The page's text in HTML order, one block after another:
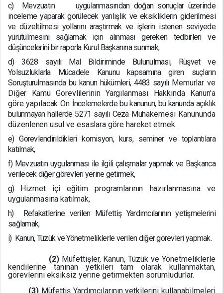
c)
Mevzuatın uygulanmasından doğan sonuçlar üzerinde
inceleme yaparak görülecek yanlışlık ve eksikliklerin giderilmesi
ve düzeltilmesi yollarını araştırmak ve işlerin istenen seviyede
yürütülmesini sağlamak için alınması gereken tedbirleri ve
düşüncelerini bir raporla Kurul Başkanına sunmak,
d)
3628 sayılı Mal Bildiriminde Bulunulması, Rüşvet ve
Yolsuzluklarla Mücadele Kanunu kapsamına giren suçların
Soruşturulmasında bu kanun hükümleri, 4483 sayılı Memurlar ve
Diğer Kamu Görevlilerinin Yargılanması Hakkında Kanun'a
göre yapılacak Ön İncelemelerde bu kanunun, bu kanunda açıklık
bulunmayan hallerde 5271 sayılı Ceza Muhakemesi Kanununda
düzenlenen usul ve esaslara göre hareket etmek.
e) Görevlendirildikleri komisyon, kurs, seminer ve toplantılara
katılmak,
f) Mevzuatın uygulanması ile ilgili çalışmalar yapmak ve Başkanca
verilecek diğer görevleri yerine getirmek,
g)
Hizmet içi eğitim programlarının hazırlanmasına ve
uygulanmasına katılmak,
h)
Refakatlerine verilen Müfettiş Yardımcılarının yetişmelerini
sağlamak,
i) Kanun, Tüzük ve Yönetmeliklerle verilen diğer görevleri yapmak.
(2)Müfettişler, Kanun, Tüzük ve Yönetmeliklerle
kendilerine tanınan yetkileri tam olarak kullanmaktan,
görevlerini eksiksiz yerine getirmekten sorumludurlar.
(3) Müfettiş Yardımcılarının yetkilerini kullanabilmeleri